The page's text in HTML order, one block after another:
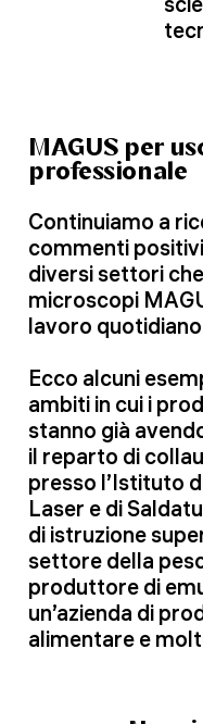
MAGUS per
professionale
Continuiamo a
commenti
diversi settori
microscopi
lavoro
Ecco alcuni
ambiti in cui i
stanno già
il reparto di
presso l’Istituto
Laser e di
di istruzione
settore della
produttore di
un’azienda di
alimentare e